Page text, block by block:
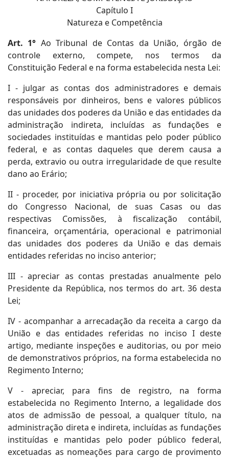
Capítulo I
Natureza e Competência
Art. 1° Ao Tribunal de Contas da União, órgão de
controle externo, compete, nos termos da
Constituição Federal e na forma estabelecida nesta Lei:
I - julgar as contas dos administradores e demais
responsáveis por dinheiros, bens e valores públicos
das unidades dos poderes da União e das entidades da
administração indireta, incluídas as fundações e
sociedades instituídas e mantidas pelo poder público
federal, e as contas daqueles que derem causa a
perda, extravio ou outra irregularidade de que resulte
dano ao Erário;
II - proceder, por iniciativa própria ou por solicitação
do Congresso Nacional, de suas Casas ou das
respectivas Comissões, à fiscalização contábil,
financeira, orçamentária, operacional e patrimonial
das unidades dos poderes da União e das demais
entidades referidas no inciso anterior;
III - apreciar as contas prestadas anualmente pelo
Presidente da República, nos termos do art. 36 desta
Lei;
IV - acompanhar a arrecadação da receita a cargo da
União e das entidades referidas no inciso I deste
artigo, mediante inspeções e auditorias, ou por meio
de demonstrativos próprios, na forma estabelecida no
Regimento Interno;
V - apreciar, para fins de registro, na forma
estabelecida no Regimento Interno, a legalidade dos
atos de admissão de pessoal, a qualquer título, na
administração direta e indireta, incluídas as fundações
instituídas e mantidas pelo poder público federal,
excetuadas as nomeações para cargo de provimento